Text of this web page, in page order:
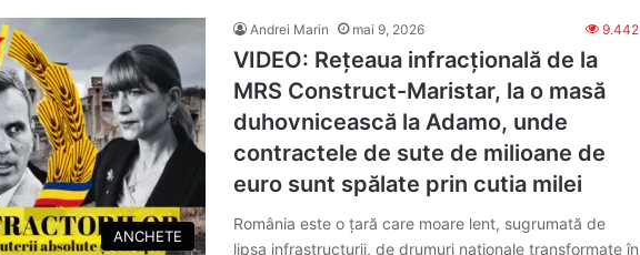
ANCHETE
Andrei Marin mai 9, 2026 9.442
VIDEO: Rețeaua infracțională de la
MRS Construct-Maristar, la o masă
duhovnicească la Adamo, unde
contractele de sute de milioane de
euro sunt spălate prin cutia milei
România este o țară care moare lent, sugrumată de
lipsa infrastructurii, de drumuri naționale transformate în